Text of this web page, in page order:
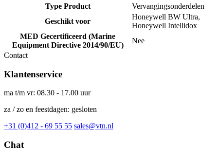
Type Product
Vervangingsonderdelen
Geschikt voor
Honeywell BW Ultra,
Honeywell Intellidox
MED Gecertificeerd (Marine
Equipment Directive 2014/90/EU)
Nee
Contact
Klantenservice
ma t/m vr: 08.30 - 17.00 uur
za / zo en feestdagen: gesloten
+31 (0)412 - 69 55 55 sales@vtn.nl
Chat